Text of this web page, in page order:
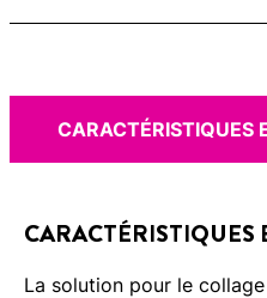
CARACTÉRISTIQUES
CARACTÉRISTIQUES
La solution pour le